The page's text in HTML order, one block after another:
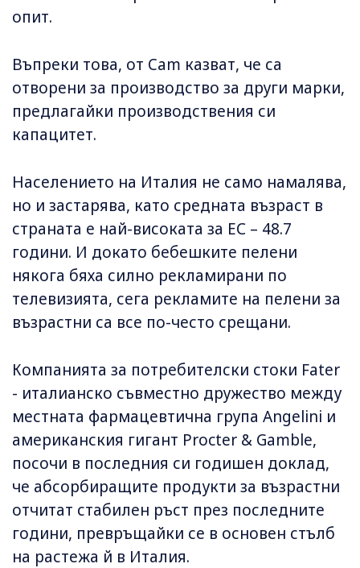
опит.
Въпреки това, от Cam казват, че са
отворени за производство за други марки,
предлагайки производствения си
капацитет.
Населението на Италия не само намалява,
но и застарява, като средната възраст в
страната е най-високата за ЕС – 48.7
години. И докато бебешките пелени
някога бяха силно рекламирани по
телевизията, сега рекламите на пелени за
възрастни са все по-често срещани.
Компанията за потребителски стоки Fater
- италианско съвместно дружество между
местната фармацевтична група Angelini и
американския гигант Procter & Gamble,
посочи в последния си годишен доклад,
че абсорбиращите продукти за възрастни
отчитат стабилен ръст през последните
години, превръщайки се в основен стълб
на растежа й в Италия.